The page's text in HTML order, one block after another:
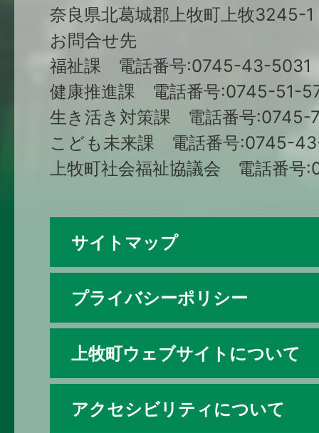
奈良県北葛城郡上牧町上牧3245-1
お問合せ先
福祉課 電話番号:0745-43-5031
健康推進課 電話番号:0745-51-
生き活き対策課 電話番号:0745-
こども未来課 電話番号:0745-
上牧町社会福祉協議会 電話番
サイトマップ
プライバシーポリシー
上牧町ウェブサイトについて
アクセシビリティについて